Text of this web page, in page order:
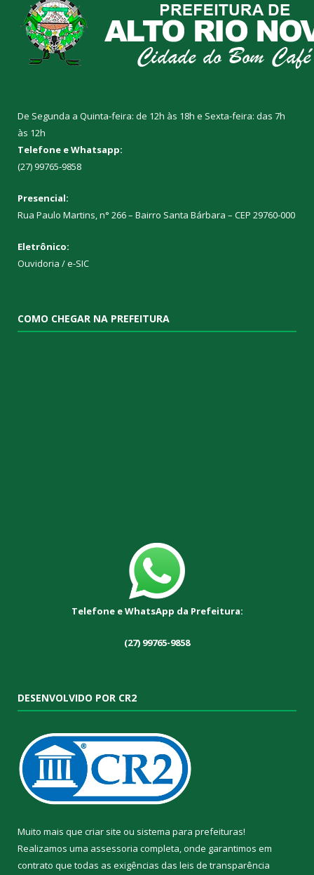
De Segunda a Quinta-feira: de 12h às 18h e Sexta-feira: das 7h
às 12h
Telefone e Whatsapp:
(27) 99765-9858
Presencial:
Rua Paulo Martins, n° 266 – Bairro Santa Bárbara – CEP 29760-000
Eletrônico:
Ouvidoria /e-SIC
COMO CHEGAR NA PREFEITURA
Telefone e WhatsApp da Prefeitura:
(27) 99765-9858
DESENVOLVIDO POR CR2
Muito mais que criar site ou sistema para prefeituras!
Realizamos uma assessoria completa, onde garantimos em
contrato que todas as exigências das leis de transparência